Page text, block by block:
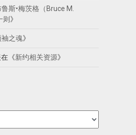
斯•梅茨格（Bruce M.
则 》
袖之魂》
《新约相关资源》